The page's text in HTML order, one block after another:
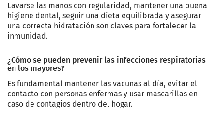
Lavarse las manos con regularidad, mantener una buena
higiene dental, seguir una dieta equilibrada y asegurar
una correcta hidratación son claves para fortalecer la
inmunidad.
¿Cómo se pueden prevenir las infecciones respiratorias
en los mayores?
Es fundamental mantener las vacunas al día, evitar el
contacto con personas enfermas y usar mascarillas en
caso de contagios dentro del hogar.